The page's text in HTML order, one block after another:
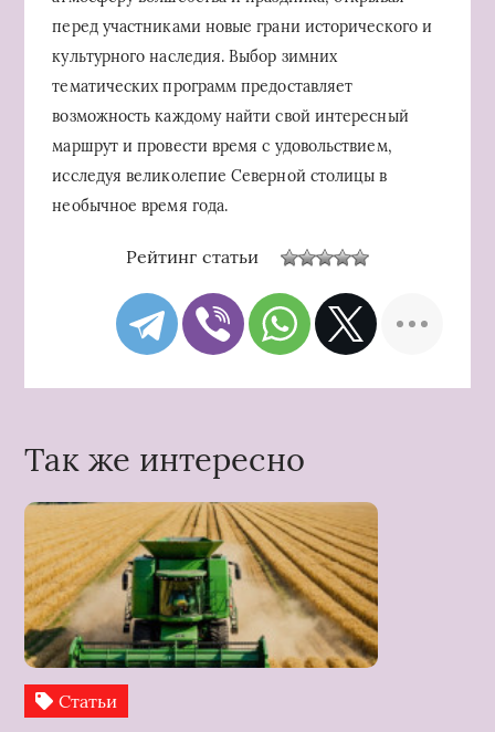
перед участниками новые грани исторического и
культурного наследия. Выбор зимних
тематических программ предоставляет
возможность каждому найти свой интересный
маршрут и провести время с удовольствием,
исследуя великолепие Северной столицы в
необычное время года.
Рейтинг статьи
Так же интересно
Статьи